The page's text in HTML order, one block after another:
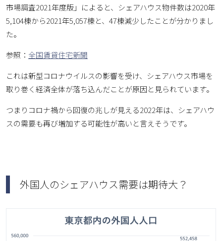
市場調査2021年度版」によると、シェアハウス物件数は2020年
5,104棟から2021年5,057棟と、47棟減少したことが分かりまし
た。
参照： 全国賃貸住宅新聞
これは新型コロナウイルスの影響を受け、シェアハウス市場を
取り巻く経済全体が落ち込んだことが原因と見られています。
つまりコロナ禍から回復の兆しが見える2022年は、シェアハウ
スの需要も再び増加する可能性が高いと言えそうです。
外国人のシェアハウス需要は期待大？